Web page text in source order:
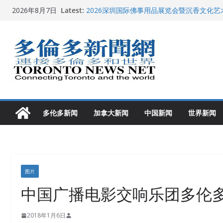
Skip2026年8月7日 Latest: 2026深圳国际佛事用品展览会暨沉香文化
2026加拿大青少年儿童绘画比赛颁奖典礼多
龚晓华参加多伦多骄傲大游行 与市民分享竞
多伦多市长选举拉开帷幕 多名华人候选人宣
多伦多新闻 加拿大新闻 中国新闻 世界新闻
图片
中国广播电影交响乐团多伦
2018年1月6日